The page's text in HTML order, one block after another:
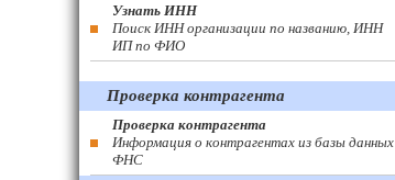
Узнать ИНН
Поиск ИНН организации по названию, ИНН
ИП по ФИО
Проверка контрагента
Проверка контрагента
Информация о контрагентах из базы данных
ФНС